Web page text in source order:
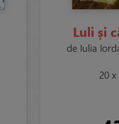
Luli și
de Iulia
20